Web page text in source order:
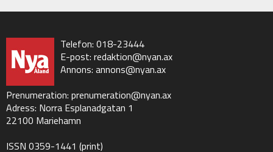
Telefon: 018-23444
E-post: redaktion@nyan.ax
Annons: annons@nyan.ax
Prenumeration: prenumeration@nyan.ax
Adress: Norra Esplanadgatan 1
22100 Mariehamn
ISSN 0359-1441 (print)